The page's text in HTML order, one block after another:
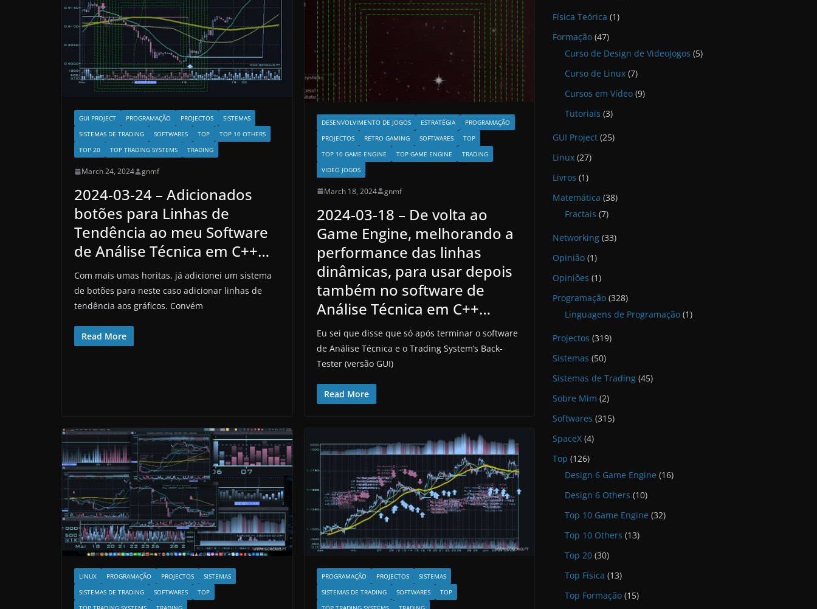
GUI PROJECT PROGRAMAÇÃO PROJECTOS
SISTEMAS
SISTEMAS DE TRADING
SOFTWARES TOP
TOP 10 OTHERS
TOP 20
TOP TRADING SYSTEMS TRADING
March 24, 2024 gnmf
2024-03-24 – Adicionados
botões para Linhas de
Tendência ao meu Software
de Análise Técnica em C++…
Com mais umas horitas, já adicionei um sistema
de botões para neste caso adicionar linhas de
tendência aos gráficos. Convém
Read More
DESENVOLVIMENTO DE JOGOS ESTRATÉGIA
PROGRAMAÇÃO
PROJECTOS
RETRO GAMING SOFTWARES
TOP
TOP 10 GAME ENGINE
TOP GAME ENGINE
TRADING
VIDEO JOGOS
March 18, 2024 gnmf
2024-03-18 – De volta ao
Game Engine, melhorando a
performance das linhas
dinâmicas, para usar depois
também no software de
Análise Técnica em C++…
Eu sei que disse que só após terminar o software
de Análise Técnica e o Trading System’s Back-
Tester (versão GUI)
Read More
LINUX PROGRAMAÇÃO PROJECTOS
SISTEMAS
SISTEMAS DE TRADING
SOFTWARES
TOP
PROGRAMAÇÃO PROJECTOS
SISTEMAS
SISTEMAS DE TRADING
SOFTWARES
TOP
Física Teórica (1)
Formação (47)
Curso de Design de VideoJogos (5)
Curso de Linux (7)
Cursos em Vídeo (9)
Tutoriais (3)
GUI Project (25)
Linux (27)
Livros (1)
Matemática (38)
Fractais (7)
Networking (33)
Opinião (1)
Opiniões (1)
Programação (328)
Linguagens de Programação (1)
Projectos (319)
Sistemas (50)
Sistemas de Trading (45)
Sobre Mim (2)
Softwares (315)
SpaceX (4)
Top (126)
Design 6 Game Engine (16)
Design 6 Others (10)
Top 10 Game Engine (32)
Top 10 Others (13)
Top 20 (30)
Top Física (13)
Top Formação (15)